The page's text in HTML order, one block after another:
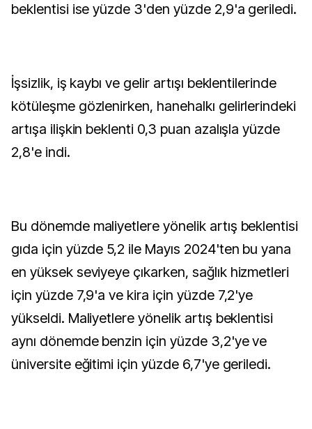
beklentisi ise yüzde 3'den yüzde 2,9'a geriledi.
İşsizlik, iş kaybı ve gelir artışı beklentilerinde
kötüleşme gözlenirken, hanehalkı gelirlerindeki
artışa ilişkin beklenti 0,3 puan azalışla yüzde
2,8'e indi.
Bu dönemde maliyetlere yönelik artış beklentisi
gıda için yüzde 5,2 ile Mayıs 2024'ten bu yana
en yüksek seviyeye çıkarken, sağlık hizmetleri
için yüzde 7,9'a ve kira için yüzde 7,2'ye
yükseldi. Maliyetlere yönelik artış beklentisi
aynı dönemde benzin için yüzde 3,2'ye ve
üniversite eğitimi için yüzde 6,7'ye geriledi.